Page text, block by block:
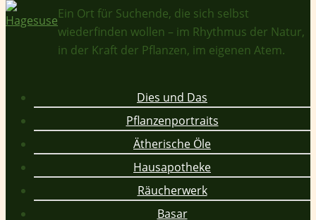
Ein Ort für Suchende, die sich selbst
wiederfinden wollen – im Rhythmus der Natur,
in der Kraft der Pflanzen, im eigenen Atem.
Dies und Das
Pflanzenportraits
Ätherische Öle
Hausapotheke
Räucherwerk
Basar